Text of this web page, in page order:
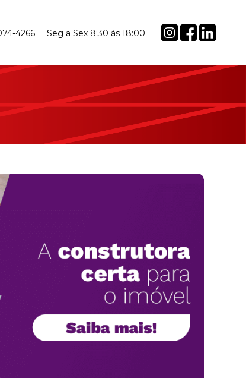
4266 Seg a Sex 8:30 às 18:00